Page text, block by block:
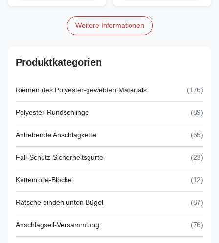
Weitere Informationen
Produktkategorien
Riemen des Polyester-gewebten Materials (176)
Polyester-Rundschlinge (89)
Anhebende Anschlagkette (65)
Fall-Schutz-Sicherheitsgurte (23)
Kettenrolle-Blöcke (12)
Ratsche binden unten Bügel (87)
Anschlagseil-Versammlung (76)